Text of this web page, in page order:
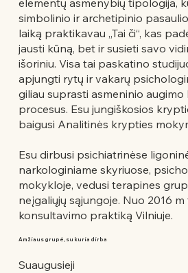
elementų asmenybių tipologija,
simbolinio ir archetipinio
laiką praktikavau „Tai či“, kas
jausti kūną, bet ir susieti savo
išoriniu. Visa tai paskatino
apjungti rytų ir vakarų
giliau suprasti asmeninio
procesus. Esu jungiškosios
baigusi Analitinės krypties
Esu dirbusi psichiatrinėse
narkologiniame skyriuose,
mokykloje, vedusi terapines
neįgaliųjų sąjungoje. Nuo 2016
konsultavimo praktiką Vilniuje.
Amžiaus grupė, su kuria dirba
Suaugusieji